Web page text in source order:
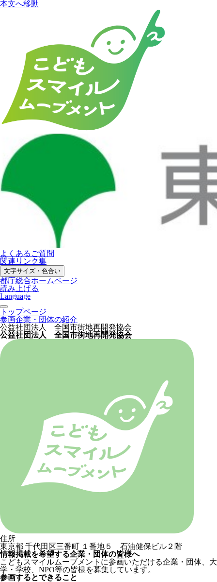
本文へ移動
よくあるご質問
関連リンク集
文字サイズ・色合い
都庁総合ホームページ
読み上げる
Language
トップページ
参画企業・団体の紹介
公益社団法人 全国市街地再開発協会
公益社団法人 全国市街地再開発協会
住所
東京都 千代田区三番町 １番地５ 石油健保ビル２階
情報掲載を希望する企業・団体の皆様へ
こどもスマイルムーブメントに参画いただける企業・団体、大
学・学校、NPO等の皆様を募集しています。
参画するとできること